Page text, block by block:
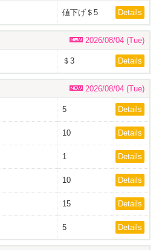
値下げ＄5 Details
2026/08/04 (Tue)
＄3 Details
2026/08/04 (Tue)
5 Details
10 Details
1 Details
10 Details
15 Details
5 Details